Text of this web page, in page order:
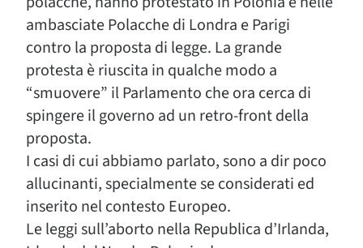
ambasciate Polacche di Londra e Parigi
contro la proposta di legge. La grande
protesta è riuscita in qualche modo a
“smuovere” il Parlamento che ora cerca di
spingere il governo ad un retro-front della
proposta.
I casi di cui abbiamo parlato, sono a dir poco
allucinanti, specialmente se considerati ed
inserito nel contesto Europeo.
Le leggi sull’aborto nella Republica d’Irlanda,